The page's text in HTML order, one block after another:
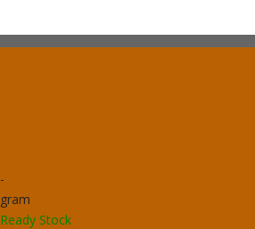
-
gram
Ready Stock